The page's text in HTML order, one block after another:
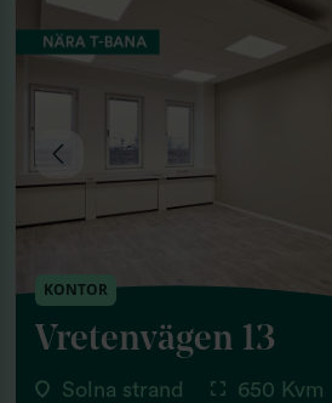
KONTOR
Vretenvägen 13
Solna strand 650 Kvm